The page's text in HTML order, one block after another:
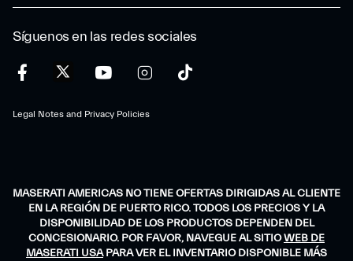
Síguenos en las redes sociales
Legal Notes and Privacy Policies
MASERATI AMERICAS NO TIENE OFERTAS DIRIGIDAS AL CLIENTE
EN LA REGIÓN DE PUERTO RICO. TODOS LOS PRECIOS Y LA
DISPONIBILIDAD DE LOS PRODUCTOS DEPENDEN DEL
CONCESIONARIO. POR FAVOR, NAVEGUE AL SITIOWEB DE
MASERATI USAPARA VER EL INVENTARIO DISPONIBLE MÁS